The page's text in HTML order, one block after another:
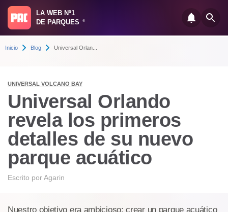
LA WEB Nº1
DE PARQUES
®
Inicio Blog Universal Orlan...
UNIVERSAL VOLCANO BAY
Universal Orlando
revela los primeros
detalles de su nuevo
parque acuático
Escrito porAgarin
Nuestro objetivo era ambicioso: crear un parque acuático